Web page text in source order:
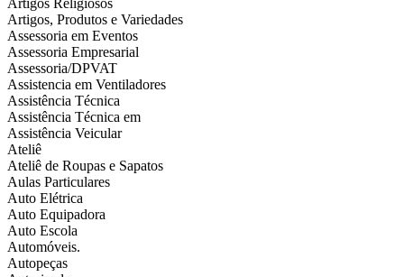
Artigos Religiosos
Artigos, Produtos e Variedades
Assessoria em Eventos
Assessoria Empresarial
Assessoria/DPVAT
Assistencia em Ventiladores
Assistência Técnica
Assistência Técnica em
Assistência Veicular
Ateliê
Ateliê de Roupas e Sapatos
Aulas Particulares
Auto Elétrica
Auto Equipadora
Auto Escola
Automóveis.
Autopeças